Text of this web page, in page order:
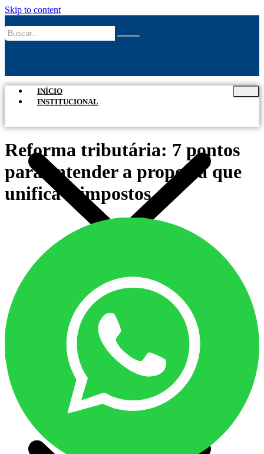
Skip to content
INÍCIO
INSTITUCIONAL
O CONSELHO
ELEIÇÕES 2025
SUBSEDES, DELEGACIAS E REPRESENTAÇÕES
LEGISLAÇÃO
LICITAÇÕES
PROGRAMAS E PROJETOS
RELATO INTEGRADO
GOVERNANÇA
Reforma tributária: 7 pontos
para entender a proposta que
unifica 5 impostos